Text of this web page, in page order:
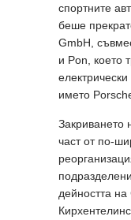
спортните
беше
GmbH,
и Pon, което
името
Закриването
част от по-
дейността